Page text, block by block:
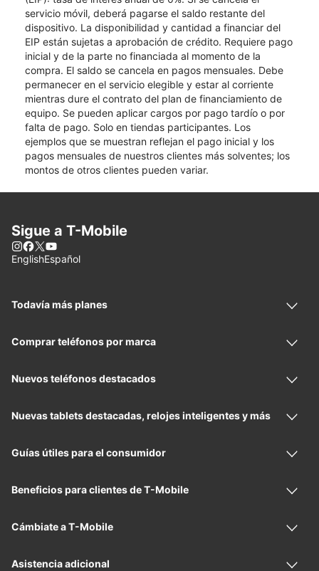
servicio móvil, deberá pagarse el saldo restante del
dispositivo. La disponibilidad y cantidad a financiar del
EIP están sujetas a aprobación de crédito. Requiere pago
inicial y de la parte no financiada al momento de la
compra. El saldo se cancela en pagos mensuales. Debe
permanecer en el servicio elegible y estar al corriente
mientras dure el contrato del plan de financiamiento de
equipo. Se pueden aplicar cargos por pago tardío o por
falta de pago. Solo en tiendas participantes. Los
ejemplos que se muestran reflejan el pago inicial y los
pagos mensuales de nuestros clientes más solventes; los
montos de otros clientes pueden variar.